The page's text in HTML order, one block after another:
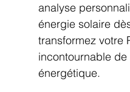
analyse
énergie solaire
transformez votre
incontournable de
énergétique.